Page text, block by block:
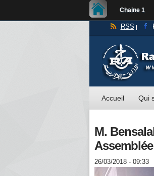
Chaine 1
RSS
Accueil Qui
M.
26/03/2018 - 09:33